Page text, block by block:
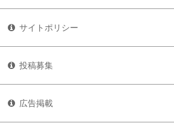
サイトポリシー
投稿募集
広告掲載